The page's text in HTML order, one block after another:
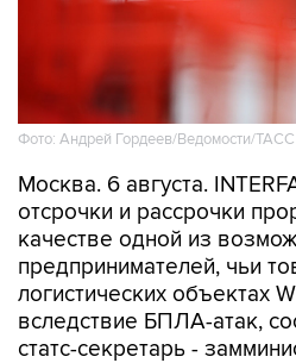
Фото: Андрей Гордеев/Ведомости/ТАСС
Москва. 6 августа.
отсрочки и рассрочки
качестве одной из
предпринимателей, чьи
логистических объектах
вследствие БПЛА-атак,
статс-секретарь -